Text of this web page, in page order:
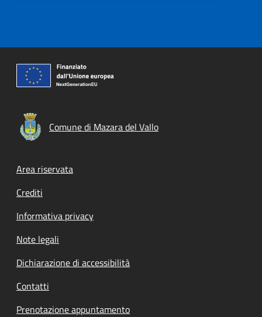
Comune di Mazara del Vallo
Footer menu
Area riservata
Crediti
Informativa privacy
Note legali
Dichiarazione di accessibilità
Contatti
Prenotazione appuntamento